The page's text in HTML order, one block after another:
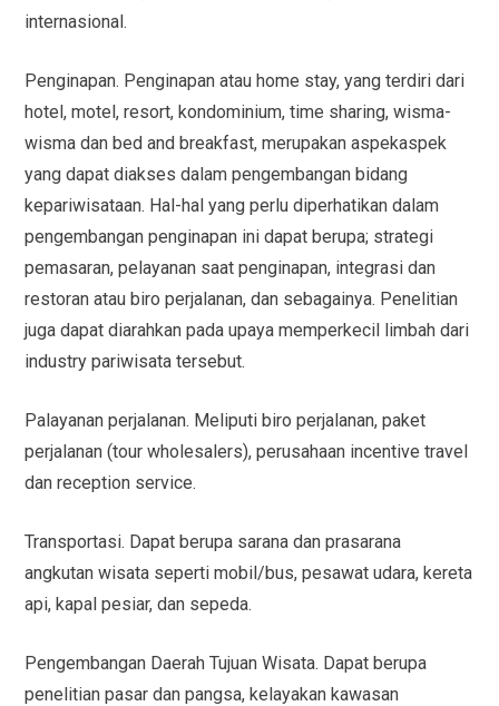
internasional.
Penginapan. Penginapan atau home stay, yang terdiri dari
hotel, motel, resort, kondominium, time sharing, wisma-
wisma dan bed and breakfast, merupakan aspekaspek
yang dapat diakses dalam pengembangan bidang
kepariwisataan. Hal-hal yang perlu diperhatikan dalam
pengembangan penginapan ini dapat berupa; strategi
pemasaran, pelayanan saat penginapan, integrasi dan
restoran atau biro perjalanan, dan sebagainya. Penelitian
juga dapat diarahkan pada upaya memperkecil limbah dari
industry pariwisata tersebut.
Palayanan perjalanan. Meliputi biro perjalanan, paket
perjalanan (tour wholesalers), perusahaan incentive travel
dan reception service.
Transportasi. Dapat berupa sarana dan prasarana
angkutan wisata seperti mobil/bus, pesawat udara, kereta
api, kapal pesiar, dan sepeda.
Pengembangan Daerah Tujuan Wisata. Dapat berupa
penelitian pasar dan pangsa, kelayakan kawasan